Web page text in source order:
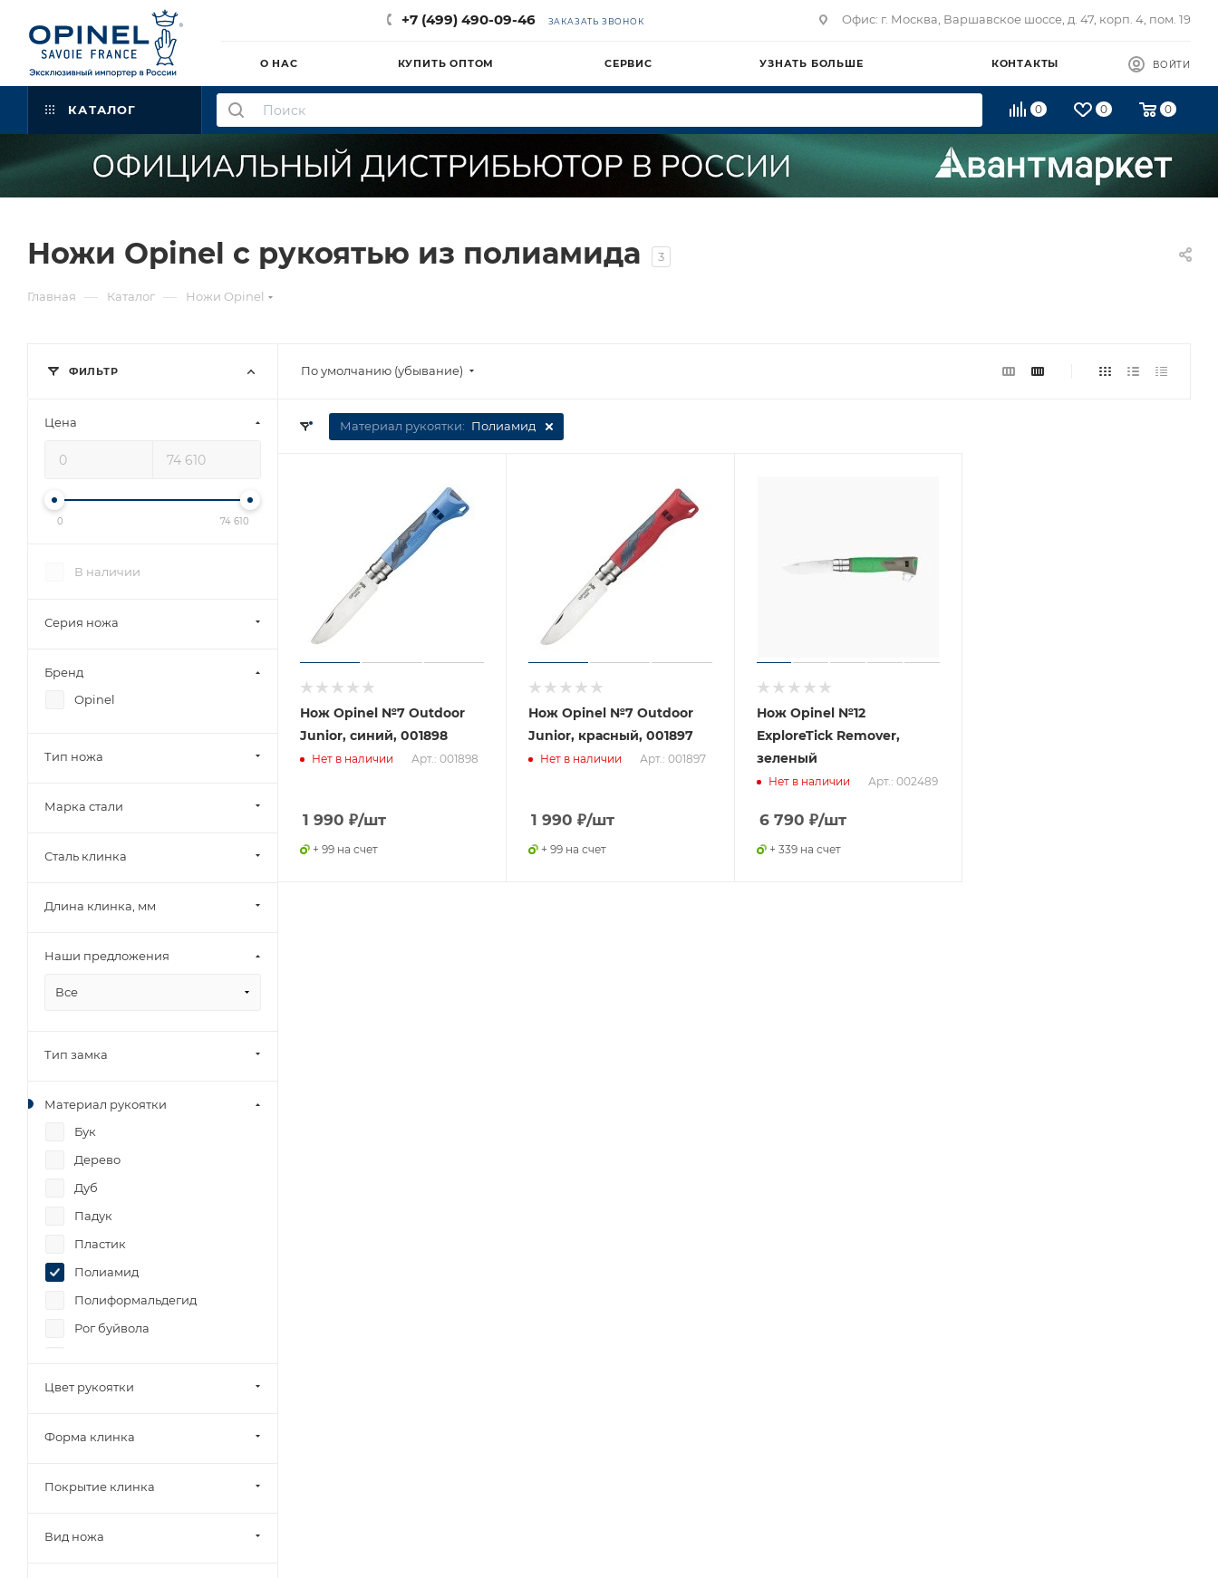
+7 (499) 490-09-46 ЗАКАЗАТЬ ЗВОНОК Офис: г. Москва, Варшавское шоссе, д. 47, корп. 4, пом. 19
О НАС КУПИТЬ ОПТОМ СЕРВИС УЗНАТЬ БОЛЬШЕ КОНТАКТЫ ВОЙТИ
КАТАЛОГ 0 0 0
Ножи Opinel с рукоятью из полиамида 3
Главная — Каталог — Ножи Opinel
По умолчанию (убывание)
Материал рукоятки: Полиамид
Нож Opinel №7 Outdoor
Junior, синий, 001898
Нет в наличии Арт.: 001898
1 990 ₽/шт
+ 99 на счет
Нож Opinel №7 Outdoor
Junior, красный, 001897
Нет в наличии Арт.: 001897
1 990 ₽/шт
+ 99 на счет
Нож Opinel №12
ExploreTick Remover,
зеленый
Нет в наличии Арт.: 002489
6 790 ₽/шт
+ 339 на счет
ФИЛЬТР
Цена
0 74 610
В наличии
Серия ножа
Бренд
Opinel
Тип ножа
Марка стали
Сталь клинка
Длина клинка, мм
Наши предложения
Все
Тип замка
Материал рукоятки
Бук
Дерево
Дуб
Падук
Пластик
Полиамид
Полиформальдегид
Рог буйвола
Цвет рукоятки
Форма клинка
Покрытие клинка
Вид ножа